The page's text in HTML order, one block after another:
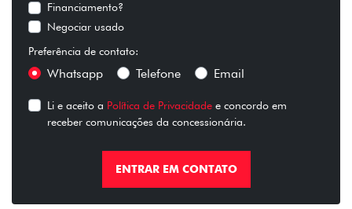
Financiamento?
Negociar usado
Preferência de contato:
Whatsapp Telefone Email
Li e aceito a Política de Privacidade e concordo em
receber comunicações da concessionária.
ENTRAR EM CONTATO